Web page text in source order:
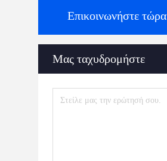
Επικοινωνήστε τώρα
Μας ταχυδρομήστε